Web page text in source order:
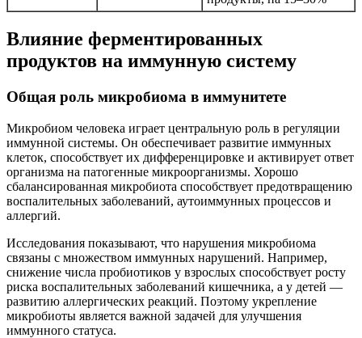
Влияние ферментированных
продуктов на иммунную систему
Общая роль микробиома в иммунитете
Микробиом человека играет центральную роль в регуляции
иммунной системы. Он обеспечивает развитие иммунных
клеток, способствует их дифференцировке и активирует ответ
организма на патогенные микроорганизмы. Хорошо
сбалансированная микробиота способствует предотвращению
воспалительных заболеваний, аутоиммунных процессов и
аллергий.
Исследования показывают, что нарушения микробиома
связаны с множеством иммунных нарушений. Например,
снижение числа пробиотиков у взрослых способствует росту
риска воспалительных заболеваний кишечника, а у детей —
развитию аллергических реакций. Поэтому укрепление
микробиоты является важной задачей для улучшения
иммунного статуса.